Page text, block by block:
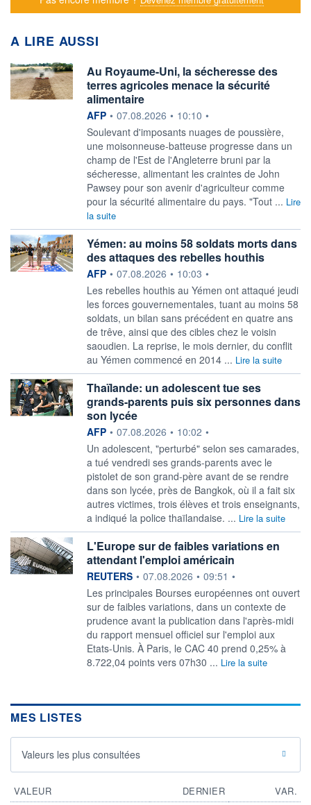
A LIRE AUSSI
Au Royaume-Uni, la sécheresse des
terres agricoles menace la sécurité
alimentaire
information fournie par
AFP • 07.08.2026 • 10:10 •
Soulevant d'imposants nuages de poussière,
une moisonneuse-batteuse progresse dans un
champ de l'Est de l'Angleterre bruni par la
sécheresse, alimentant les craintes de John
Pawsey pour son avenir d'agriculteur comme
pour la sécurité alimentaire du pays. "Tout ... Lire
la suite
Yémen: au moins 58 soldats morts dans
des attaques des rebelles houthis
information fournie par
AFP • 07.08.2026 • 10:03 •
Les rebelles houthis au Yémen ont attaqué jeudi
les forces gouvernementales, tuant au moins 58
soldats, un bilan sans précédent en quatre ans
de trêve, ainsi que des cibles chez le voisin
saoudien. La reprise, le mois dernier, du conflit
au Yémen commencé en 2014 ... Lire la suite
Thaïlande: un adolescent tue ses
grands-parents puis six personnes dans
son lycée
information fournie par
AFP • 07.08.2026 • 10:02 •
Un adolescent, "perturbé" selon ses camarades,
a tué vendredi ses grands-parents avec le
pistolet de son grand-père avant de se rendre
dans son lycée, près de Bangkok, où il a fait six
autres victimes, trois élèves et trois enseignants,
a indiqué la police thaïlandaise. ... Lire la suite
L'Europe sur de faibles variations en
attendant l'emploi américain
information fournie par
REUTERS • 07.08.2026 • 09:51 •
Les principales Bourses européennes ont ouvert
sur de faibles variations, ‌dans un contexte de
prudence avant la publication dans l'après-midi
du rapport mensuel officiel sur l'emploi aux
Etats-Unis. À Paris, le CAC 40 prend ​0,25% à
8.722,04 points vers 07h30 ... Lire la suite
MES LISTES
Valeurs les plus consultées
VALEUR DERNIER
VAR.